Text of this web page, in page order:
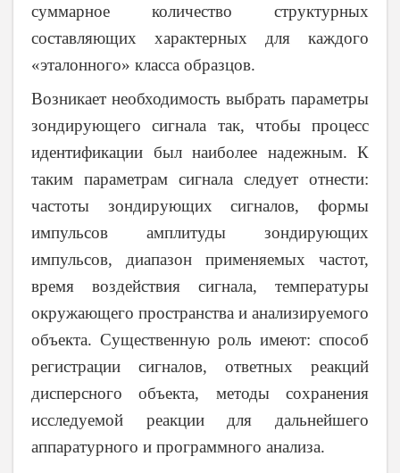
суммарное количество структурных
составляющих характерных для каждого
«эталонного» класса образцов.
Возникает необходимость выбрать параметры
зондирующего сигнала так, чтобы процесс
идентификации был наиболее надежным. К
таким параметрам сигнала следует отнести:
частоты зондирующих сигналов, формы
импульсов амплитуды зондирующих
импульсов, диапазон применяемых частот,
время воздействия сигнала, температуры
окружающего пространства и анализируемого
объекта. Существенную роль имеют: способ
регистрации сигналов, ответных реакций
дисперсного объекта, методы сохранения
исследуемой реакции для дальнейшего
аппаратурного и программного анализа.